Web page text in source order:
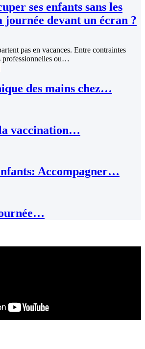
ses enfants sans les
journée devant un écran ?
pas en vacances. Entre contraintes
professionnelles ou…
des mains chez…
vaccination…
Accompagner…